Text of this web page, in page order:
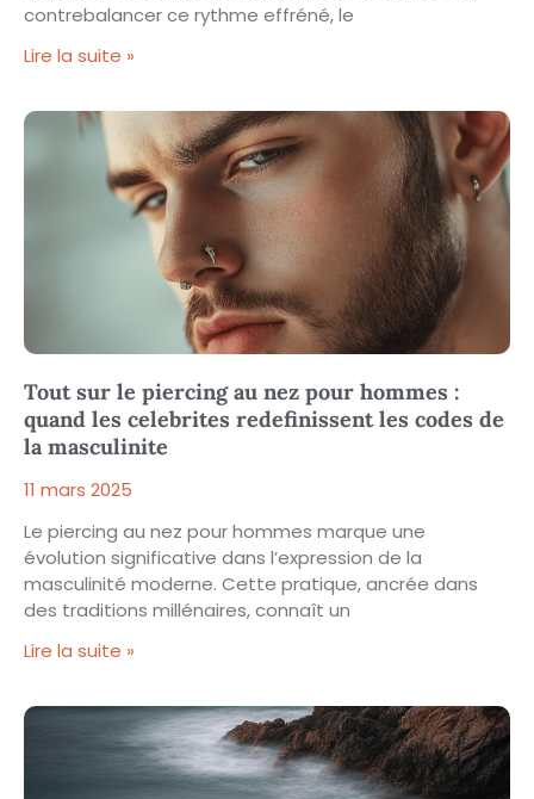
contrebalancer ce rythme effréné, le
Lire la suite »
Tout sur le piercing au nez pour hommes :
quand les celebrites redefinissent les codes de
la masculinite
11 mars 2025
Le piercing au nez pour hommes marque une
évolution significative dans l’expression de la
masculinité moderne. Cette pratique, ancrée dans
des traditions millénaires, connaît un
Lire la suite »